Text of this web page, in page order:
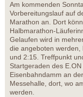
Am kommenden
Vorbereitungslauf auf
Marathon an. Dort
Halbmarathon-
Gelaufen wird in
die angeboten
und 2:15. Treffpunkt
Startgeraden des
Eisenbahndamm an
Messehalle, dort, wo
werden.